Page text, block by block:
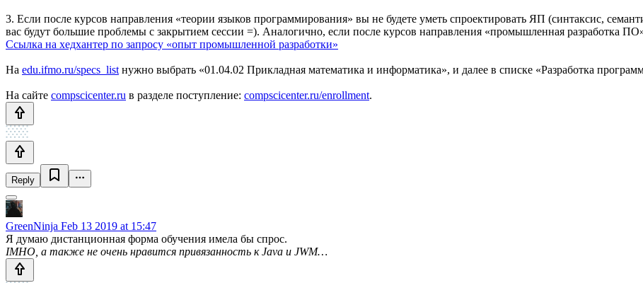
3. Если после курсов направления «теории языков программирования» вы не будете уметь спроектировать ЯП (синтаксис,
вас будут большие проблемы с закрытием сессии =). Аналогично, если после курсов направления «промышленная разработка
Ссылка на хедхантер по запросу «опыт промышленной разработки»
На edu.ifmo.ru/specs_list нужно выбрать «01.04.02 Прикладная математика и информатика», и далее в списке «Разработка
На сайте compscicenter.ru в разделе поступление: compscicenter.ru/enrollment.
Reply
GreenNinja Feb 13 2019 at 15:47
Я думаю дистанционная форма обучения имела бы спрос.
IMHO, а также не очень нравится привязанность к Java и JWM…